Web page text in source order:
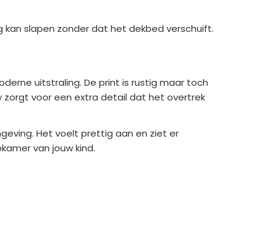
slapen zonder dat het dekbed verschuift.
uitstraling. De print is rustig maar toch
zorgt voor een extra detail dat het overtrek
Het voelt prettig aan en ziet er
van jouw kind.